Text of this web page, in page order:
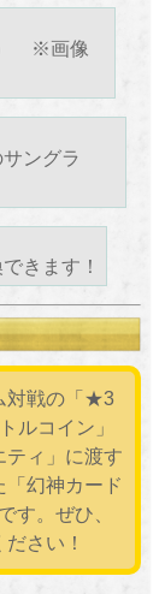
） ※画像
ングラ
きます！
対戦の「★3
ルコイン」
ティ」に渡す
「幻神カード
す。ぜひ、
さい！